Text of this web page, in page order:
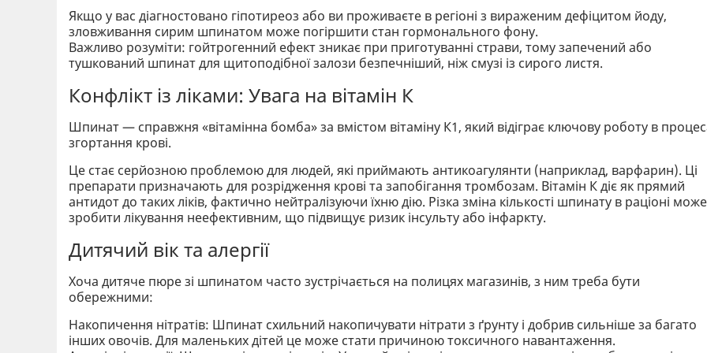
Якщо у вас діагностовано гіпотиреоз або ви проживаєте в регіоні з вираженим дефіцитом йоду,
зловживання сирим шпинатом може погіршити стан гормонального фону.
Важливо розуміти: гойтрогенний ефект зникає при приготуванні страви, тому запечений або
тушкований шпинат для щитоподібної залози безпечніший, ніж смузі із сирого листя.
Конфлікт із ліками: Увага на вітамін К
Шпинат — справжня «вітамінна бомба» за вмістом вітаміну К1, який відіграє ключову роботу в
згортання крові.
Це стає серйозною проблемою для людей, які приймають антикоагулянти (наприклад, варфарин). Ці
препарати призначають для розрідження крові та запобігання тромбозам. Вітамін К діє як прямий
антидот до таких ліків, фактично нейтралізуючи їхню дію. Різка зміна кількості шпинату в раціоні може
зробити лікування неефективним, що підвищує ризик інсульту або інфаркту.
Дитячий вік та алергії
Хоча дитяче пюре зі шпинатом часто зустрічається на полицях магазинів, з ним треба бути
обережними:
Накопичення нітратів: Шпинат схильний накопичувати нітрати з ґрунту і добрив сильніше за багато
інших овочів. Для маленьких дітей це може стати причиною токсичного навантаження.